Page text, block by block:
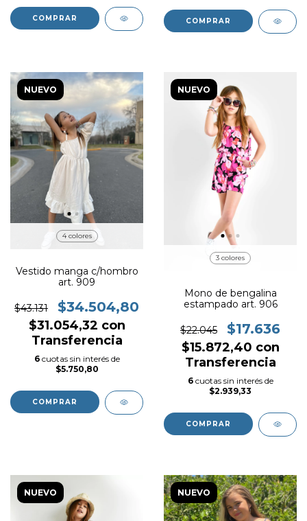
COMPRAR COMPRAR
NUEVO
4 colores
Vestido manga c/hombro
art. 909
$43.131 $34.504,80
$31.054,32 con
Transferencia
6 cuotas sin interés de
$5.750,80
COMPRAR
NUEVO
3 colores
Mono de bengalina
estampado art. 906
$22.045 $17.636
$15.872,40 con
Transferencia
6 cuotas sin interés de
$2.939,33
COMPRAR
NUEVO NUEVO